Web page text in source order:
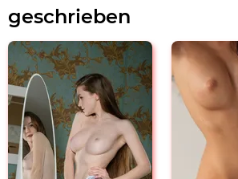
geschrieben